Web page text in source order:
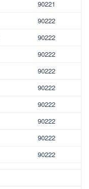
90221
90222
90222
90222
90222
90222
90222
90222
90222
90222